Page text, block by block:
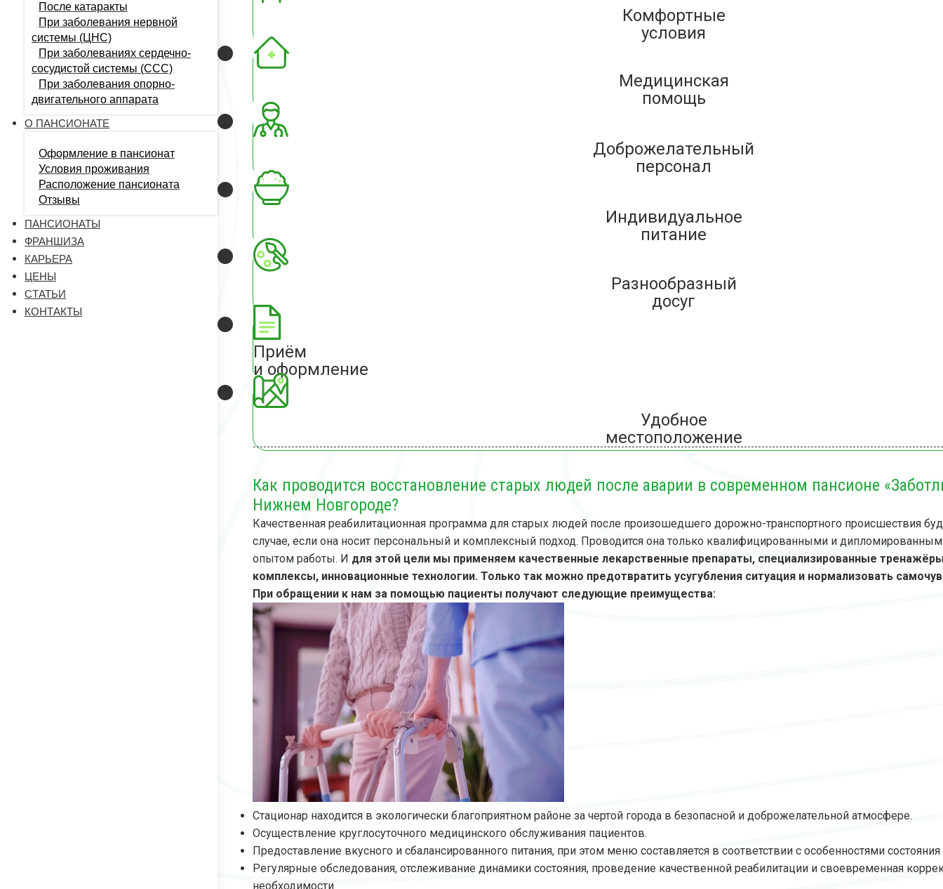
После катаракты
При заболевания нервной
системы (ЦНС)
При заболеваниях сердечно-
сосудистой системы (CCC)
При заболевания опорно-
двигательного аппарата
О ПАНСИОНАТЕ
Оформление в пансионат
Условия проживания
Расположение пансионата
Отзывы
ПАНСИОНАТЫ
ФРАНШИЗА
КАРЬЕРА
ЦЕНЫ
СТАТЬИ
КОНТАКТЫ
Комфортные
условия
Медицинская
помощь
Доброжелательный
персонал
Индивидуальное
питание
Разнообразный
досуг
Приём
и оформление
Удобное
местоположение
Как проводится восстановление старых людей после аварии в современном пансионе
Нижнем Новгороде?
Качественная реабилитационная программа для старых людей после произошедшего дорожно-транспортного происшествия
случае, если она носит персональный и комплексный подход. Проводится она только квалифицированными и
опытом работы. И для этой цели мы применяем качественные лекарственные препараты, специализированные
комплексы, инновационные технологии. Только так можно предотвратить усугубления ситуация и нормализовать
При обращении к нам за помощью пациенты получают следующие преимущества:
Стационар находится в экологически благоприятном районе за чертой города в безопасной и доброжелательной атмосфере.
Осуществление круглосуточного медицинского обслуживания пациентов.
Предоставление вкусного и сбалансированного питания, при этом меню составляется в соответствии с особенностями
Регулярные обследования, отслеживание динамики состояния, проведение качественной реабилитации и своевременная
необходимости.